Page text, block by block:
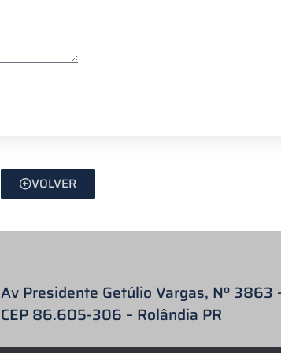
VOLVER
Av Presidente Getúlio Vargas, Nº 3863
CEP 86.605-306 – Rolândia PR